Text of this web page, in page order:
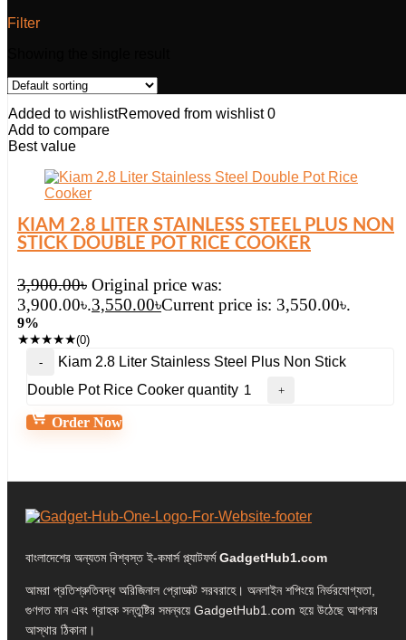
Filter
Added to wishlistRemoved from wishlist 0
Add to compare
Best value
KIAM 2.8 LITER STAINLESS STEEL PLUS NON
STICK DOUBLE POT RICE COOKER
3,900.00৳ Original price was:
3,900.00৳.3,550.00৳Current price is: 3,550.00৳.
9%
★★★★★(0)
Kiam 2.8 Liter Stainless Steel Plus Non Stick
Double Pot Rice Cooker quantity
Order Now
বাংলাদেশের অন্যতম বিশ্বস্ত ই-কমার্স প্ল্যাটফর্মGadgetHub1.com
আমরা প্রতিশ্রুতিবদ্ধ অরিজিনাল প্রোডাক্ট সরবরাহে। অনলাইন শপিংয়ে নির্ভরযোগ্যতা,
গুণগত মান এবং গ্রাহক সন্তুষ্টির সমন্বয়ে GadgetHub1.com হয়ে উঠেছে আপনার
আস্থার ঠিকানা।